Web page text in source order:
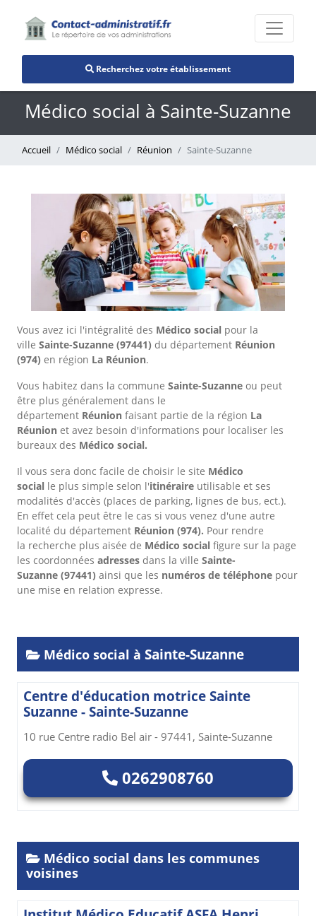
Recherchez votre établissement
Médico social à Sainte-Suzanne
Accueil Médico social Réunion Sainte-Suzanne
Vous avez ici l'intégralité des Médico social pour la
ville Sainte-Suzanne (97441) du département Réunion
(974) en région La Réunion.
Vous habitez dans la commune Sainte-Suzanne ou peut
être plus généralement dans le
département Réunion faisant partie de la région La
Réunion et avez besoin d'informations pour localiser les
bureaux des Médico social.
Il vous sera donc facile de choisir le site Médico
social le plus simple selon l'itinéraire utilisable et ses
modalités d'accès (places de parking, lignes de bus, ect.).
En effet cela peut être le cas si vous venez d'une autre
localité du département Réunion (974). Pour rendre
la recherche plus aisée de Médico social figure sur la page
les coordonnées adresses dans la ville Sainte-
Suzanne (97441) ainsi que les numéros de téléphone pour
une mise en relation expresse.
Médico social à Sainte-Suzanne
Centre d'éducation motrice Sainte
Suzanne - Sainte-Suzanne
10 rue Centre radio Bel air - 97441, Sainte-Suzanne
0262908760
Médico social dans les communes
voisines